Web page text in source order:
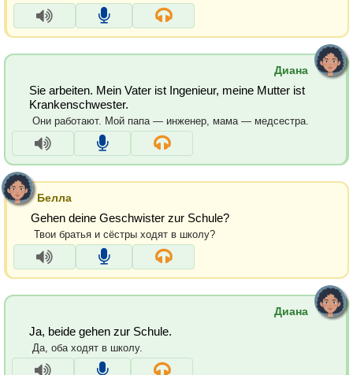
Диана
Sie arbeiten. Mein Vater ist Ingenieur, meine Mutter ist
Krankenschwester.
Они работают. Мой папа — инженер, мама — медсестра.
Белла
Gehen deine Geschwister zur Schule?
Твои братья и сёстры ходят в школу?
Диана
Ja, beide gehen zur Schule.
Да, оба ходят в школу.